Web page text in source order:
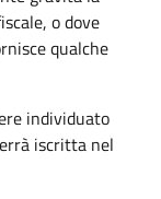
o dove
qualche
individuato
iscritta nel